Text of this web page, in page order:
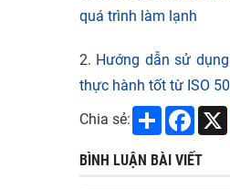
quá trình làm lạnh
2. Hướng dẫn sử
thực hành tốt từ ISO
Chia sẻ:
Share
BÌNH LUẬN BÀI VIẾT